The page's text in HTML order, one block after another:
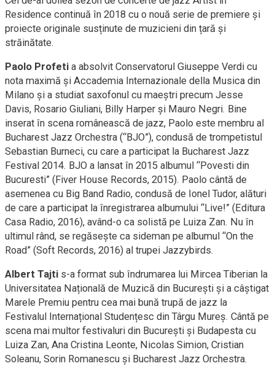
Residence continuă în 2018 cu o nouă serie de premiere și
proiecte originale susținute de muzicieni din țară și
străinătate.
Paolo Profeti a absolvit Conservatorul Giuseppe Verdi cu
nota maximă şi Accademia Internazionale della Musica din
Milano şi a studiat saxofonul cu maeştri precum Jesse
Davis, Rosario Giuliani, Billy Harper şi Mauro Negri. Bine
inserat în scena românească de jazz, Paolo este membru al
Bucharest Jazz Orchestra (“BJO”), condusă de trompetistul
Sebastian Burneci, cu care a participat la Bucharest Jazz
Festival 2014. BJO a lansat în 2015 albumul “Povesti din
Bucuresti” (Fiver House Records, 2015). Paolo cântă de
asemenea cu Big Band Radio, condusă de Ionel Tudor, alături
de care a participat la înregistrarea albumului “Live!” (Editura
Casa Radio, 2016), având-o ca solistă pe Luiza Zan. Nu în
ultimul rând, se regăseşte ca sideman pe albumul “On the
Road” (Soft Records, 2016) al trupei Jazzybirds.
Albert Tajti s-a format sub îndrumarea lui Mircea Tiberian la
Universitatea Națională de Muzică din București și a câștigat
Marele Premiu pentru cea mai bună trupă de jazz la
Festivalul Internațional Studențesc din Târgu Mureș. Cântă pe
scena mai multor festivaluri din București și Budapesta cu
Luiza Zan, Ana Cristina Leonte, Nicolas Simion, Cristian
Soleanu, Sorin Romanescu și Bucharest Jazz Orchestra.